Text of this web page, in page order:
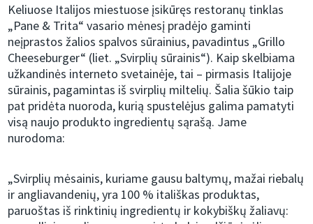
Keliuose Italijos miestuose įsikūręs restoranų tinklas
„Pane & Trita“ vasario mėnesį pradėjo gaminti
neįprastos žalios spalvos sūrainius, pavadintus „Grillo
Cheeseburger“ (liet. „Svirplių sūrainis“). Kaip skelbiama
užkandinės interneto svetainėje, tai – pirmasis Italijoje
sūrainis, pagamintas iš svirplių miltelių. Šalia šūkio taip
pat pridėta nuoroda, kurią spustelėjus galima pamatyti
visą naujo produkto ingredientų sąrašą. Jame
nurodoma:
„Svirplių mėsainis, kuriame gausu baltymų, mažai riebalų
ir angliavandenių, yra 100 % itališkas produktas,
paruoštas iš rinktinių ingredientų ir kokybiškų žaliavų: